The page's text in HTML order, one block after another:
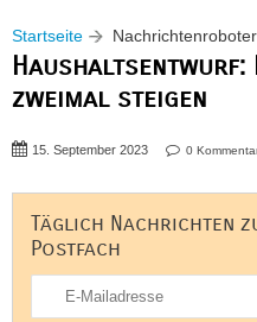
Startseite Nachrichtenroboter
zweimal steigen
15. September 2023 0
Täglich Nachrichten
Postfach